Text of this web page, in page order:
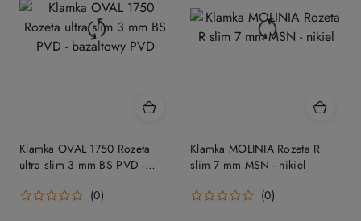
Klamka OVAL 1750 Rozeta
ultra slim 3 mm BS PVD -
(0)
Klamka MOLINIA Rozeta R
slim 7 mm MSN - nikiel
(0)